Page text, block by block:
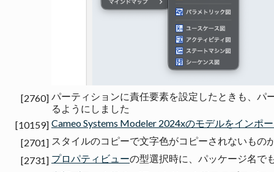
[2760] パーティションに責任要素を設定したときも、
るようにしました
[10159] Cameo Systems Modeler 2024xのモデルをインポ
[2701] スタイルのコピーで文字色がコピーされないもの
[2731] プロパティビューの型選択時に、パッケージ名で